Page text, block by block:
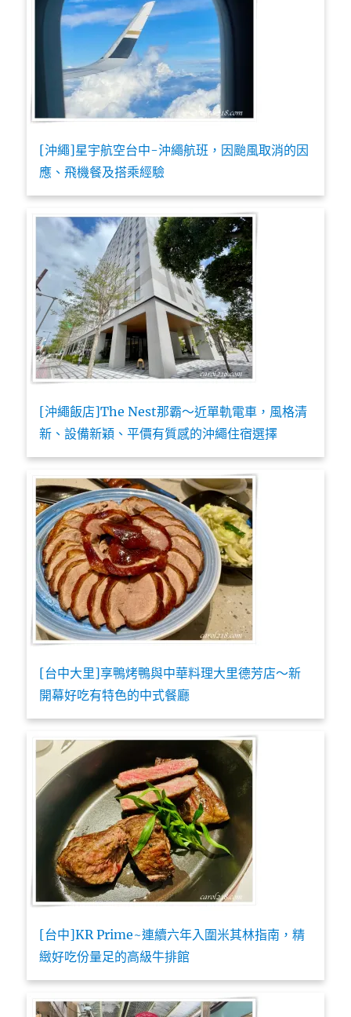
[沖繩]星宇航空台中-沖繩航班，因颱風取消的因
應、飛機餐及搭乘經驗
[沖繩飯店]The Nest那霸～近單軌電車，風格清
新、設備新穎、平價有質感的沖繩住宿選擇
[台中大里]享鴨烤鴨與中華料理大里德芳店～新
開幕好吃有特色的中式餐廳
[台中]KR Prime~連續六年入圍米其林指南，精
緻好吃份量足的高級牛排館